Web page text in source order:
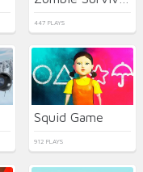
447 PLAYS
Squid Game
912 PLAYS